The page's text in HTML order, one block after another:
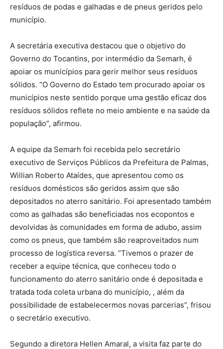
resíduos de podas e galhadas e de pneus geridos pelo
município.
A secretária executiva destacou que o objetivo do
Governo do Tocantins, por intermédio da Semarh, é
apoiar os municípios para gerir melhor seus resíduos
sólidos. “O Governo do Estado tem procurado apoiar os
municípios neste sentido porque uma gestão eficaz dos
resíduos sólidos reflete no meio ambiente e na saúde da
população”, afirmou.
A equipe da Semarh foi recebida pelo secretário
executivo de Serviços Públicos da Prefeitura de Palmas,
Willian Roberto Ataídes, que apresentou como os
resíduos domésticos são geridos assim que são
depositados no aterro sanitário. Foi apresentado também
como as galhadas são beneficiadas nos ecopontos e
devolvidas às comunidades em forma de adubo, assim
como os pneus, que também são reaproveitados num
processo de logística reversa. “Tivemos o prazer de
receber a equipe técnica, que conheceu todo o
funcionamento do aterro sanitário onde é depositada e
tratada toda coleta urbana do município, , além da
possibilidade de estabelecermos novas parcerias”, frisou
o secretário executivo.
Segundo a diretora Hellen Amaral, a visita faz parte do